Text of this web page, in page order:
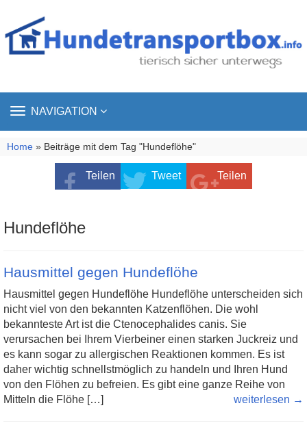
TOGGLE
NAVIGATION
Home » Beiträge mit dem Tag "Hundeflöhe"
Teilen Tweet Teilen
Hundeflöhe
Hausmittel gegen Hundeflöhe
Hausmittel gegen Hundeflöhe Hundeflöhe unterscheiden sich
nicht viel von den bekannten Katzenflöhen. Die wohl
bekannteste Art ist die Ctenocephalides canis. Sie
verursachen bei Ihrem Vierbeiner einen starken Juckreiz und
es kann sogar zu allergischen Reaktionen kommen. Es ist
daher wichtig schnellstmöglich zu handeln und Ihren Hund
von den Flöhen zu befreien. Es gibt eine ganze Reihe von
Mitteln die Flöhe […]
weiterlesen →